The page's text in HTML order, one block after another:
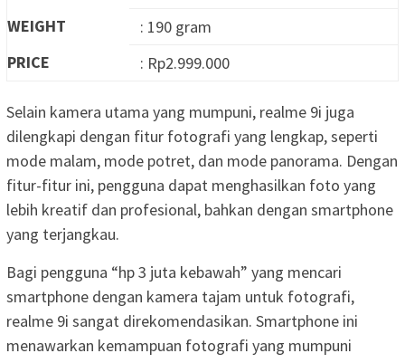
WEIGHT
: 190 gram
PRICE
: Rp2.999.000
Selain kamera utama yang mumpuni, realme 9i juga
dilengkapi dengan fitur fotografi yang lengkap, seperti
mode malam, mode potret, dan mode panorama. Dengan
fitur-fitur ini, pengguna dapat menghasilkan foto yang
lebih kreatif dan profesional, bahkan dengan smartphone
yang terjangkau.
Bagi pengguna “hp 3 juta kebawah” yang mencari
smartphone dengan kamera tajam untuk fotografi,
realme 9i sangat direkomendasikan. Smartphone ini
menawarkan kemampuan fotografi yang mumpuni